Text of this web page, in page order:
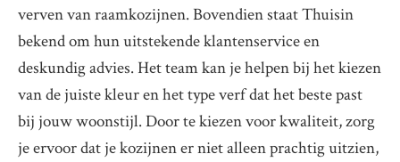
verven van raamkozijnen. Bovendien staat Thuisin
bekend om hun uitstekende klantenservice en
deskundig advies. Het team kan je helpen bij het kiezen
van de juiste kleur en het type verf dat het beste past
bij jouw woonstijl. Door te kiezen voor kwaliteit, zorg
je ervoor dat je kozijnen er niet alleen prachtig uitzien,